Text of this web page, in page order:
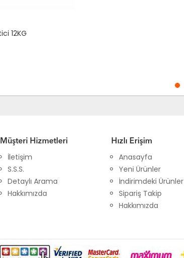
12KG
Müşteri Hizmetleri
İletişim
S.S.S.
Detaylı Arama
Hakkımızda
Hızlı Erişim
Anasayfa
Yeni Ürünler
İndirimdeki Ürünler
Sipariş Takip
Hakkımızda